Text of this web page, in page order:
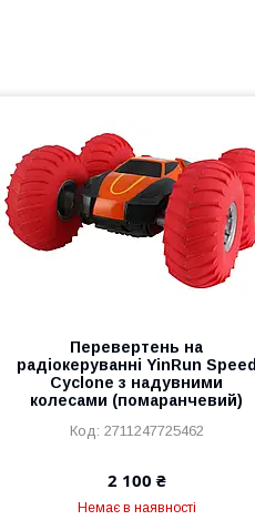
Перевертень на
радіокеруванні YinRun Speed
Cyclone з надувними
колесами (помаранчевий)
2711247725462
2 100 ₴
Немає в наявності